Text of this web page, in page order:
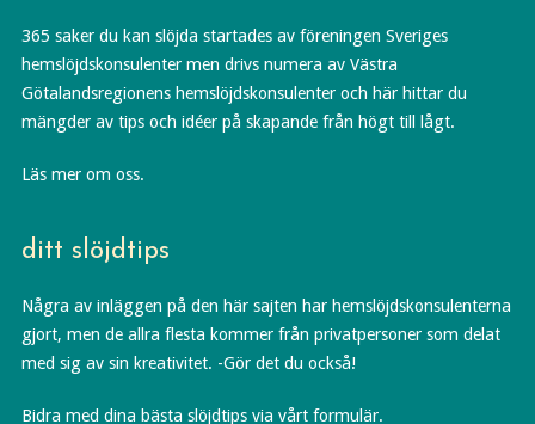
365 saker du kan slöjda startades av föreningen Sveriges
hemslöjdskonsulenter men drivs numera av Västra
Götalandsregionens hemslöjdskonsulenter och här hittar du
mängder av tips och idéer på skapande från högt till lågt.
Läs mer om oss.
ditt slöjdtips
Några av inläggen på den här sajten har hemslöjdskonsulenterna
gjort, men de allra flesta kommer från privatpersoner som delat
med sig av sin kreativitet. -Gör det du också!
Bidra med dina bästa slöjdtips via vårt formulär.